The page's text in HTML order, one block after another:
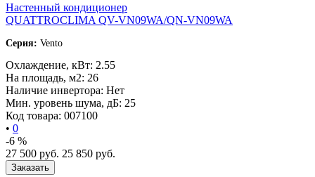
Настенный кондиционер
QUATTROCLIMA QV-VN09WA/QN-VN09WA
Серия: Vento
Охлаждение, кВт: 2.55
На площадь, м2: 26
Наличие инвертора: Нет
Мин. уровень шума, дБ: 25
Код товара: 007100
• 0
-6 %
27 500 руб. 25 850 руб.
Заказать